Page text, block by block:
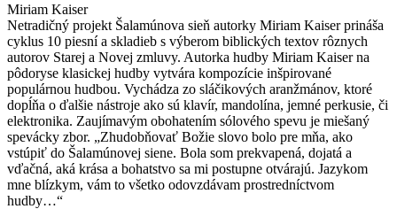
Miriam Kaiser
Netradičný projekt Šalamúnova sieň autorky Miriam Kaiser prináša
cyklus 10 piesní a skladieb s výberom biblických textov rôznych
autorov Starej a Novej zmluvy. Autorka hudby Miriam Kaiser na
pôdoryse klasickej hudby vytvára kompozície inšpirované
populárnou hudbou. Vychádza zo sláčikových aranžmánov, ktoré
dopĺňa o ďalšie nástroje ako sú klavír, mandolína, jemné perkusie, či
elektronika. Zaujímavým obohatením sólového spevu je miešaný
spevácky zbor. „Zhudobňovať Božie slovo bolo pre mňa, ako
vstúpiť do Šalamúnovej siene. Bola som prekvapená, dojatá a
vďačná, aká krása a bohatstvo sa mi postupne otvárajú. Jazykom
mne blízkym, vám to všetko odovzdávam prostredníctvom
hudby…“